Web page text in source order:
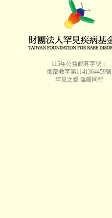
115年公益勸募字號：
衛部救字第1141364459號
罕見之愛 溫暖同行